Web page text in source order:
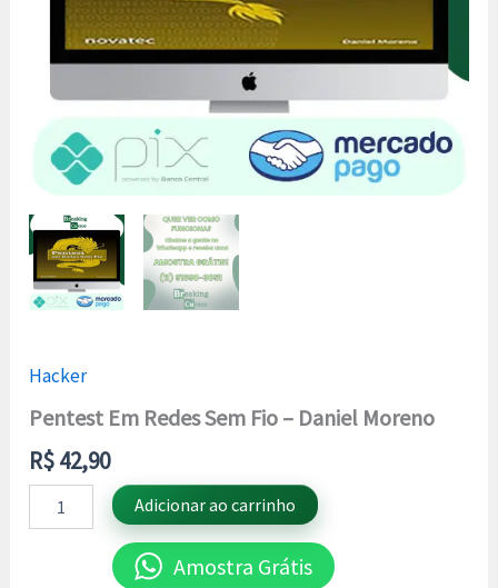
Hacker
Pentest Em Redes Sem Fio – Daniel Moreno
R$42,90
Adicionar ao carrinho
Amostra Grátis